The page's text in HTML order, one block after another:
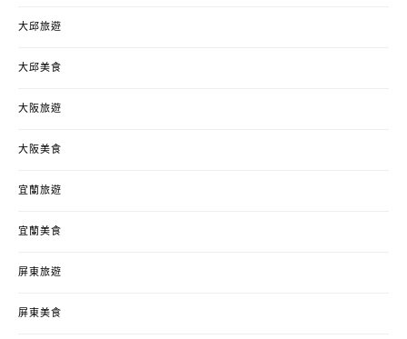
大邱旅遊
大邱美食
大阪旅遊
大阪美食
宜蘭旅遊
宜蘭美食
屏東旅遊
屏東美食